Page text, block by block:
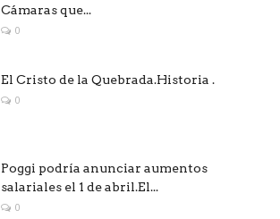
Cámaras que...
0
El Cristo de la Quebrada.Historia .
0
Poggi podría anunciar aumentos
salariales el 1 de abril.El...
0